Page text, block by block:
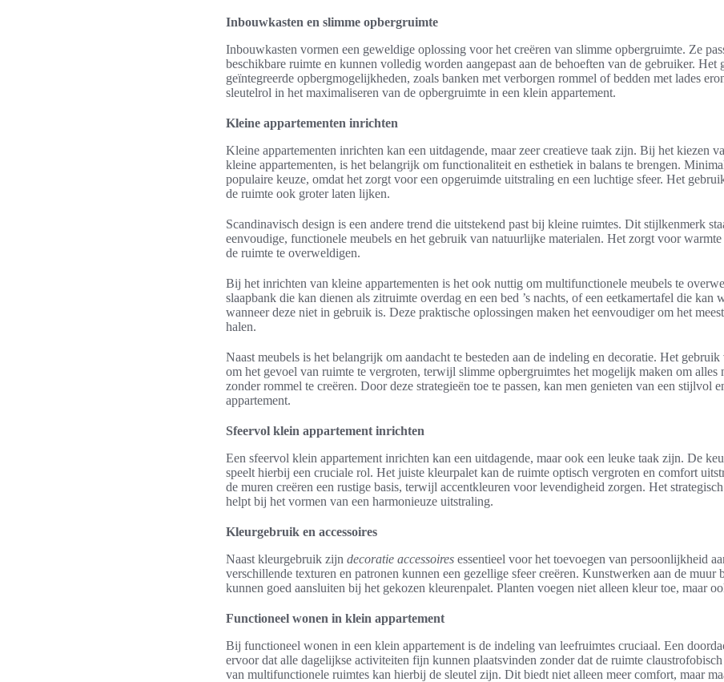
Inbouwkasten en slimme opbergruimte
Inbouwkasten vormen een geweldige oplossing voor het creëren van slimme opbergruimte. Ze
beschikbare ruimte en kunnen volledig worden aangepast aan de behoeften van de gebruiker. Het
geïntegreerde opbergmogelijkheden, zoals banken met verborgen rommel of bedden met lades
sleutelrol in het maximaliseren van de opbergruimte in een klein appartement.
Kleine appartementen inrichten
Kleine appartementen inrichten kan een uitdagende, maar zeer creatieve taak zijn. Bij het kiezen
kleine appartementen, is het belangrijk om functionaliteit en esthetiek in balans te brengen.
populaire keuze, omdat het zorgt voor een opgeruimde uitstraling en een luchtige sfeer. Het
de ruimte ook groter laten lijken.
Scandinavisch design is een andere trend die uitstekend past bij kleine ruimtes. Dit stijlkenmerk
eenvoudige, functionele meubels en het gebruik van natuurlijke materialen. Het zorgt voor
de ruimte te overweldigen.
Bij het inrichten van kleine appartementen is het ook nuttig om multifunctionele meubels te
slaapbank die kan dienen als zitruimte overdag en een bed ’s nachts, of een eetkamertafel die kan
wanneer deze niet in gebruik is. Deze praktische oplossingen maken het eenvoudiger om het
halen.
Naast meubels is het belangrijk om aandacht te besteden aan de indeling en decoratie. Het
om het gevoel van ruimte te vergroten, terwijl slimme opbergruimtes het mogelijk maken om alles
zonder rommel te creëren. Door deze strategieën toe te passen, kan men genieten van een stijlvol
appartement.
Sfeervol klein appartement inrichten
Een sfeervol klein appartement inrichten kan een uitdagende, maar ook een leuke taak zijn. De
speelt hierbij een cruciale rol. Het juiste kleurpalet kan de ruimte optisch vergroten en comfort
de muren creëren een rustige basis, terwijl accentkleuren voor levendigheid zorgen. Het
helpt bij het vormen van een harmonieuze uitstraling.
Kleurgebruik en accessoires
Naast kleurgebruik zijn decoratie accessoires essentieel voor het toevoegen van persoonlijkheid
verschillende texturen en patronen kunnen een gezellige sfeer creëren. Kunstwerken aan de muur
kunnen goed aansluiten bij het gekozen kleurenpalet. Planten voegen niet alleen kleur toe, maar
Functioneel wonen in klein appartement
Bij functioneel wonen in een klein appartement is de indeling van leefruimtes cruciaal. Een
ervoor dat alle dagelijkse activiteiten fijn kunnen plaatsvinden zonder dat de ruimte
van multifunctionele ruimtes kan hierbij de sleutel zijn. Dit biedt niet alleen meer comfort, maar